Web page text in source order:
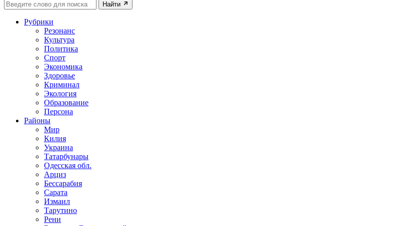
Найти
Рубрики
Резонанс
Культура
Политика
Спорт
Экономика
Здоровье
Криминал
Экология
Образование
Персона
Районы
Мир
Килия
Украина
Татарбунары
Одесская обл.
Арциз
Бессарабия
Сарата
Измаил
Тарутино
Рени